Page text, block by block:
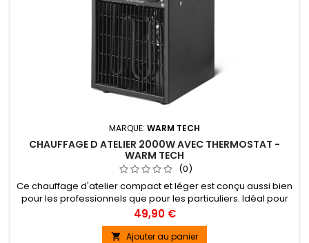
MARQUE: WARM TECH
CHAUFFAGE D ATELIER 2000W AVEC THERMOSTAT -
WARM TECH
(0)
Ce chauffage d'atelier compact et léger est conçu aussi bien
pour les professionnels que pour les particuliers. Idéal pour
chauffer un garage, un atelier ou une petite serre, il dispose
d'une puissance de 2000W .
Prix
49,90 €
 Ajouter au panier